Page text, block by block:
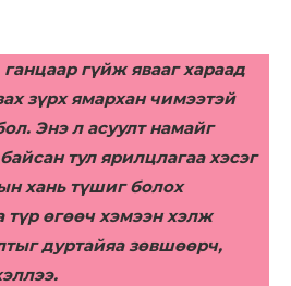
гүйж явааг хараад
зүрх ямархан чимээтэй
Энэ л асуулт намайг
тул ярилцлагаа хэсэг
хань түшиг болох
түр өгөөч хэмээн хэлж
дуртайяа зөвшөөрч,